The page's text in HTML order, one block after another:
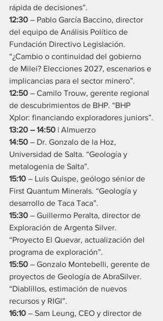
rápida de decisiones”.
12:30 – Pablo García Baccino, director
del equipo de Análisis Político de
Fundación Directivo Legislación.
“¿Cambio o continuidad del gobierno
de Milei? Elecciones 2027, escenarios e
implicancias para el sector minero”.
12:50 – Camilo Trouw, gerente regional
de descubrimientos de BHP. “BHP
Xplor: financiando exploradores juniors”.
13:20 – 14:50 | Almuerzo
14:50 – Dr. Gonzalo de la Hoz,
Universidad de Salta. “Geología y
metalogenia de Salta”.
15:10 – Luis Quispe, geólogo sénior de
First Quantum Minerals. “Geología y
desarrollo de Taca Taca”.
15:30 – Guillermo Peralta, director de
Exploración de Argenta Silver.
“Proyecto El Quevar, actualización del
programa de exploración”.
15:50 – Gonzalo Montebelli, gerente de
proyectos de Geología de AbraSilver.
“Diablillos, estimación de nuevos
recursos y RIGI”.
16:10 – Sam Leung, CEO y director de